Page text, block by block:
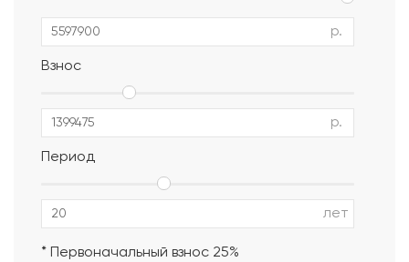
Альбом АР, КР, ИР
р.
Взнос
р.
Период
лет
* Первоначальный взнос 25%